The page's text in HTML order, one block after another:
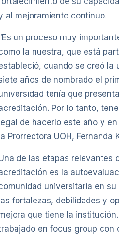
al mejoramiento continuo.
un proceso muy
la nuestra, que está
cuando se creó la
años de nombrado el
tenía que
Por lo tanto,
de hacerlo este año y
Prorrectora UOH, Fernanda
de las etapas relevantes
es la
universitaria en
fortalezas, debilidades y
que tiene la
en focus group con